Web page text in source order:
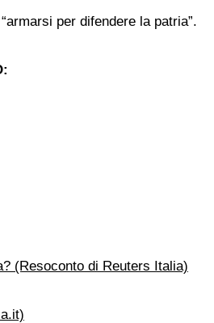
per difendere la patria”.
(Resoconto di Reuters Italia)